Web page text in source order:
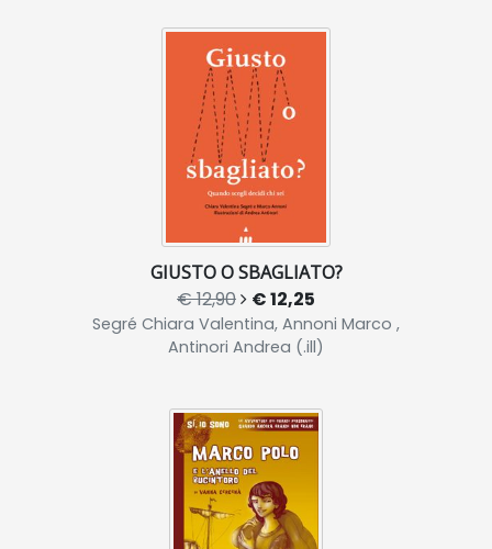
GIUSTO O SBAGLIATO?
€ 12,90 € 12,25
Segré Chiara Valentina, Annoni Marco ,
Antinori Andrea (.ill)